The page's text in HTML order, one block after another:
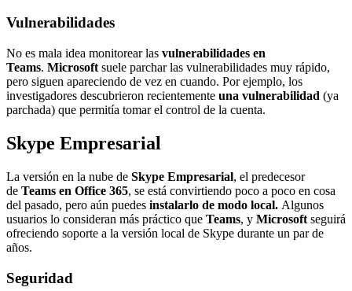
Vulnerabilidades
No es mala idea monitorear las vulnerabilidades en
Teams. Microsoft suele parchar las vulnerabilidades muy rápido,
pero siguen apareciendo de vez en cuando. Por ejemplo, los
investigadores descubrieron recientemente una vulnerabilidad (ya
parchada) que permitía tomar el control de la cuenta.
Skype Empresarial
La versión en la nube de Skype Empresarial, el predecesor
de Teams en Office 365, se está convirtiendo poco a poco en cosa
del pasado, pero aún puedes instalarlo de modo local. Algunos
usuarios lo consideran más práctico que Teams, y Microsoft seguirá
ofreciendo soporte a la versión local de Skype durante un par de
años.
Seguridad